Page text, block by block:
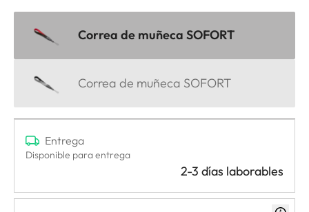
Correa de muñeca SOFORT
Correa de muñeca SOFORT
Entrega
Disponible para entrega
2-3 días laborables